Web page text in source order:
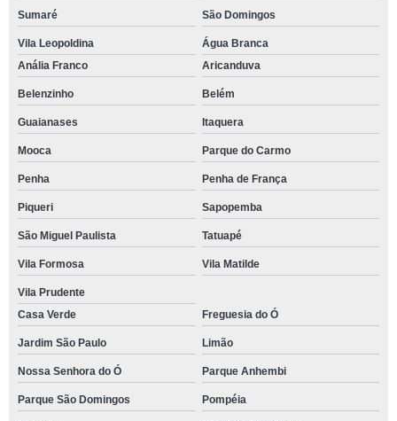
Sumaré São Domingos
Vila Leopoldina
Água Branca
Anália Franco
Aricanduva
Belenzinho Belém
Guaianases Itaquera
Mooca Parque do Carmo
Penha Penha de França
Piqueri Sapopemba
São Miguel Paulista Tatuapé
Vila Formosa Vila Matilde
Vila Prudente
Casa Verde
Freguesia do Ó
Jardim São Paulo Limão
Nossa Senhora do Ó Parque Anhembi
Parque São Domingos Pompéia